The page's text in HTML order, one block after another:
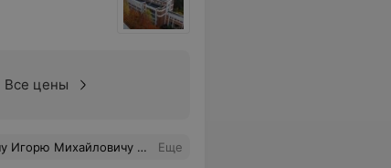
Все цены
положительное. Я счастлива, что обратилась в Брестскую областную больницу. Спасибо медицинским работникам больницы. Еще